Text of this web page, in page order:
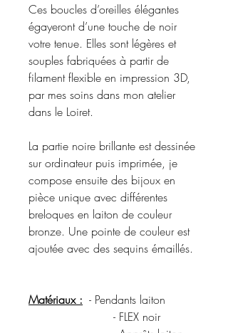
Ces boucles d’oreilles élégantes
égayeront d’une touche de noir
votre tenue. Elles sont légères et
souples fabriquées à partir de
filament flexible en impression 3D,
par mes soins dans mon atelier
dans le Loiret.
La partie noire brillante est dessinée
sur ordinateur puis imprimée, je
compose ensuite des bijoux en
pièce unique avec différentes
breloques en laiton de couleur
bronze. Une pointe de couleur est
ajoutée avec des sequins émaillés.
Matériaux : - Pendants laiton
- FLEX noir